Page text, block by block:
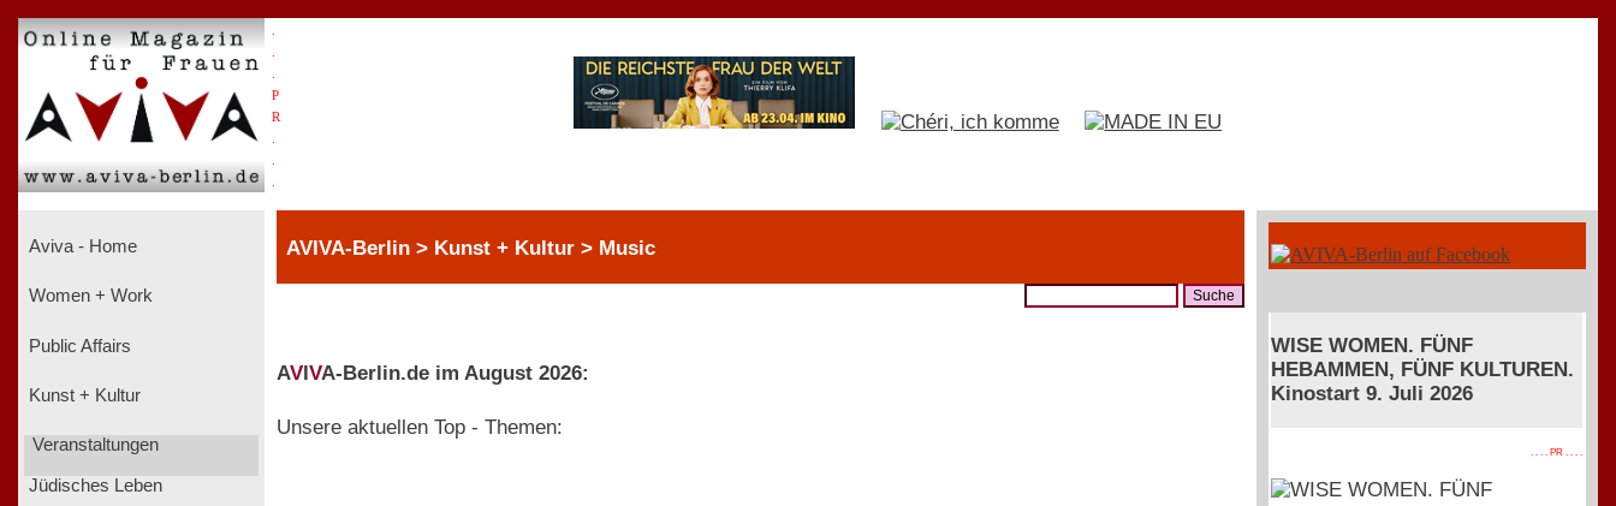
P
R
Aviva - Home
Women + Work
Public Affairs
Kunst + Kultur
Veranstaltungen
Jüdisches Leben
AVIVA-Berlin > Kunst + Kultur > Music
AVIVA-Berlin.de im August 2026:
Unsere aktuellen Top - Themen:
WISE WOMEN. FÜNF
HEBAMMEN, FÜNF KULTUREN.
Kinostart 9. Juli 2026
. . . . PR . . . .